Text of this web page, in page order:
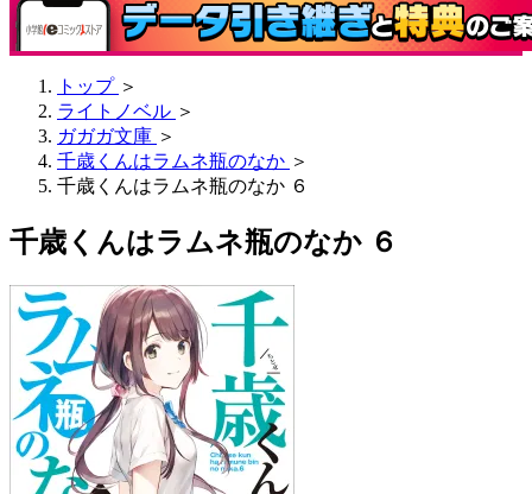
トップ ＞
ライトノベル ＞
ガガガ文庫 ＞
千歳くんはラムネ瓶のなか ＞
千歳くんはラムネ瓶のなか ６
千歳くんはラムネ瓶のなか ６